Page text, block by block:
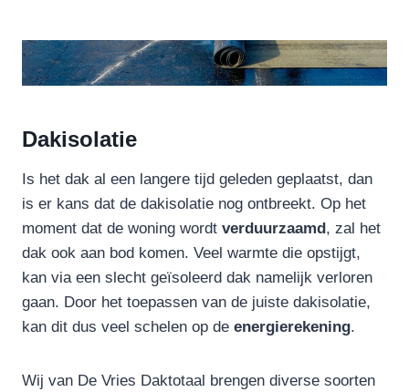
Dakisolatie
Is het dak al een langere tijd geleden geplaatst, dan
is er kans dat de dakisolatie nog ontbreekt. Op het
moment dat de woning wordt verduurzaamd, zal het
dak ook aan bod komen. Veel warmte die opstijgt,
kan via een slecht geïsoleerd dak namelijk verloren
gaan. Door het toepassen van de juiste dakisolatie,
kan dit dus veel schelen op de energierekening.
Wij van De Vries Daktotaal brengen diverse soorten